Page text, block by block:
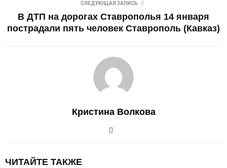
СЛЕДУЮЩАЯ ЗАПИСЬ
В ДТП на дорогах Ставрополья 14 января
пострадали пять человек Ставрополь (Кавказ)
Кристина Волкова
ЧИТАЙТЕ ТАКЖЕ